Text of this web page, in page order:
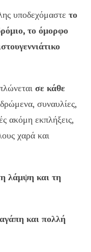
υποδεχόμαστε το
το όμορφο
σε κάθε
συναυλίες,
ακόμη εκπλήξεις,
χαρά και
λάμψη και τη
και πολλή